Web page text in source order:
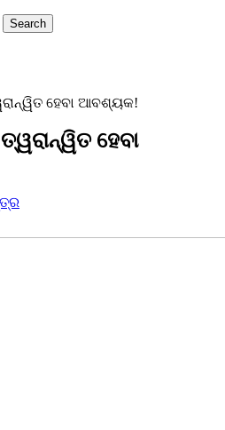
ହେବା ଆବଶ୍ୟକ!
ହେବା